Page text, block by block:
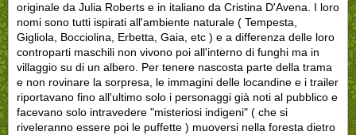
originale da Julia Roberts e in italiano da Cristina D'Avena. I loro
nomi sono tutti ispirati all'ambiente naturale ( Tempesta,
Gigliola, Bocciolina, Erbetta, Gaia, etc ) e a differenza delle loro
controparti maschili non vivono poi all'interno di funghi ma in
villaggio su di un albero. Per tenere nascosta parte della trama
e non rovinare la sorpresa, le immagini delle locandine e i trailer
riportavano fino all'ultimo solo i personaggi già noti al pubblico e
facevano solo intravedere "misteriosi indigeni" ( che si
riveleranno essere poi le puffette ) muoversi nella foresta dietro